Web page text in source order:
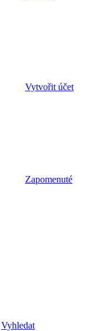
Vytvořit účet
Zapomenuté
Vyhledat